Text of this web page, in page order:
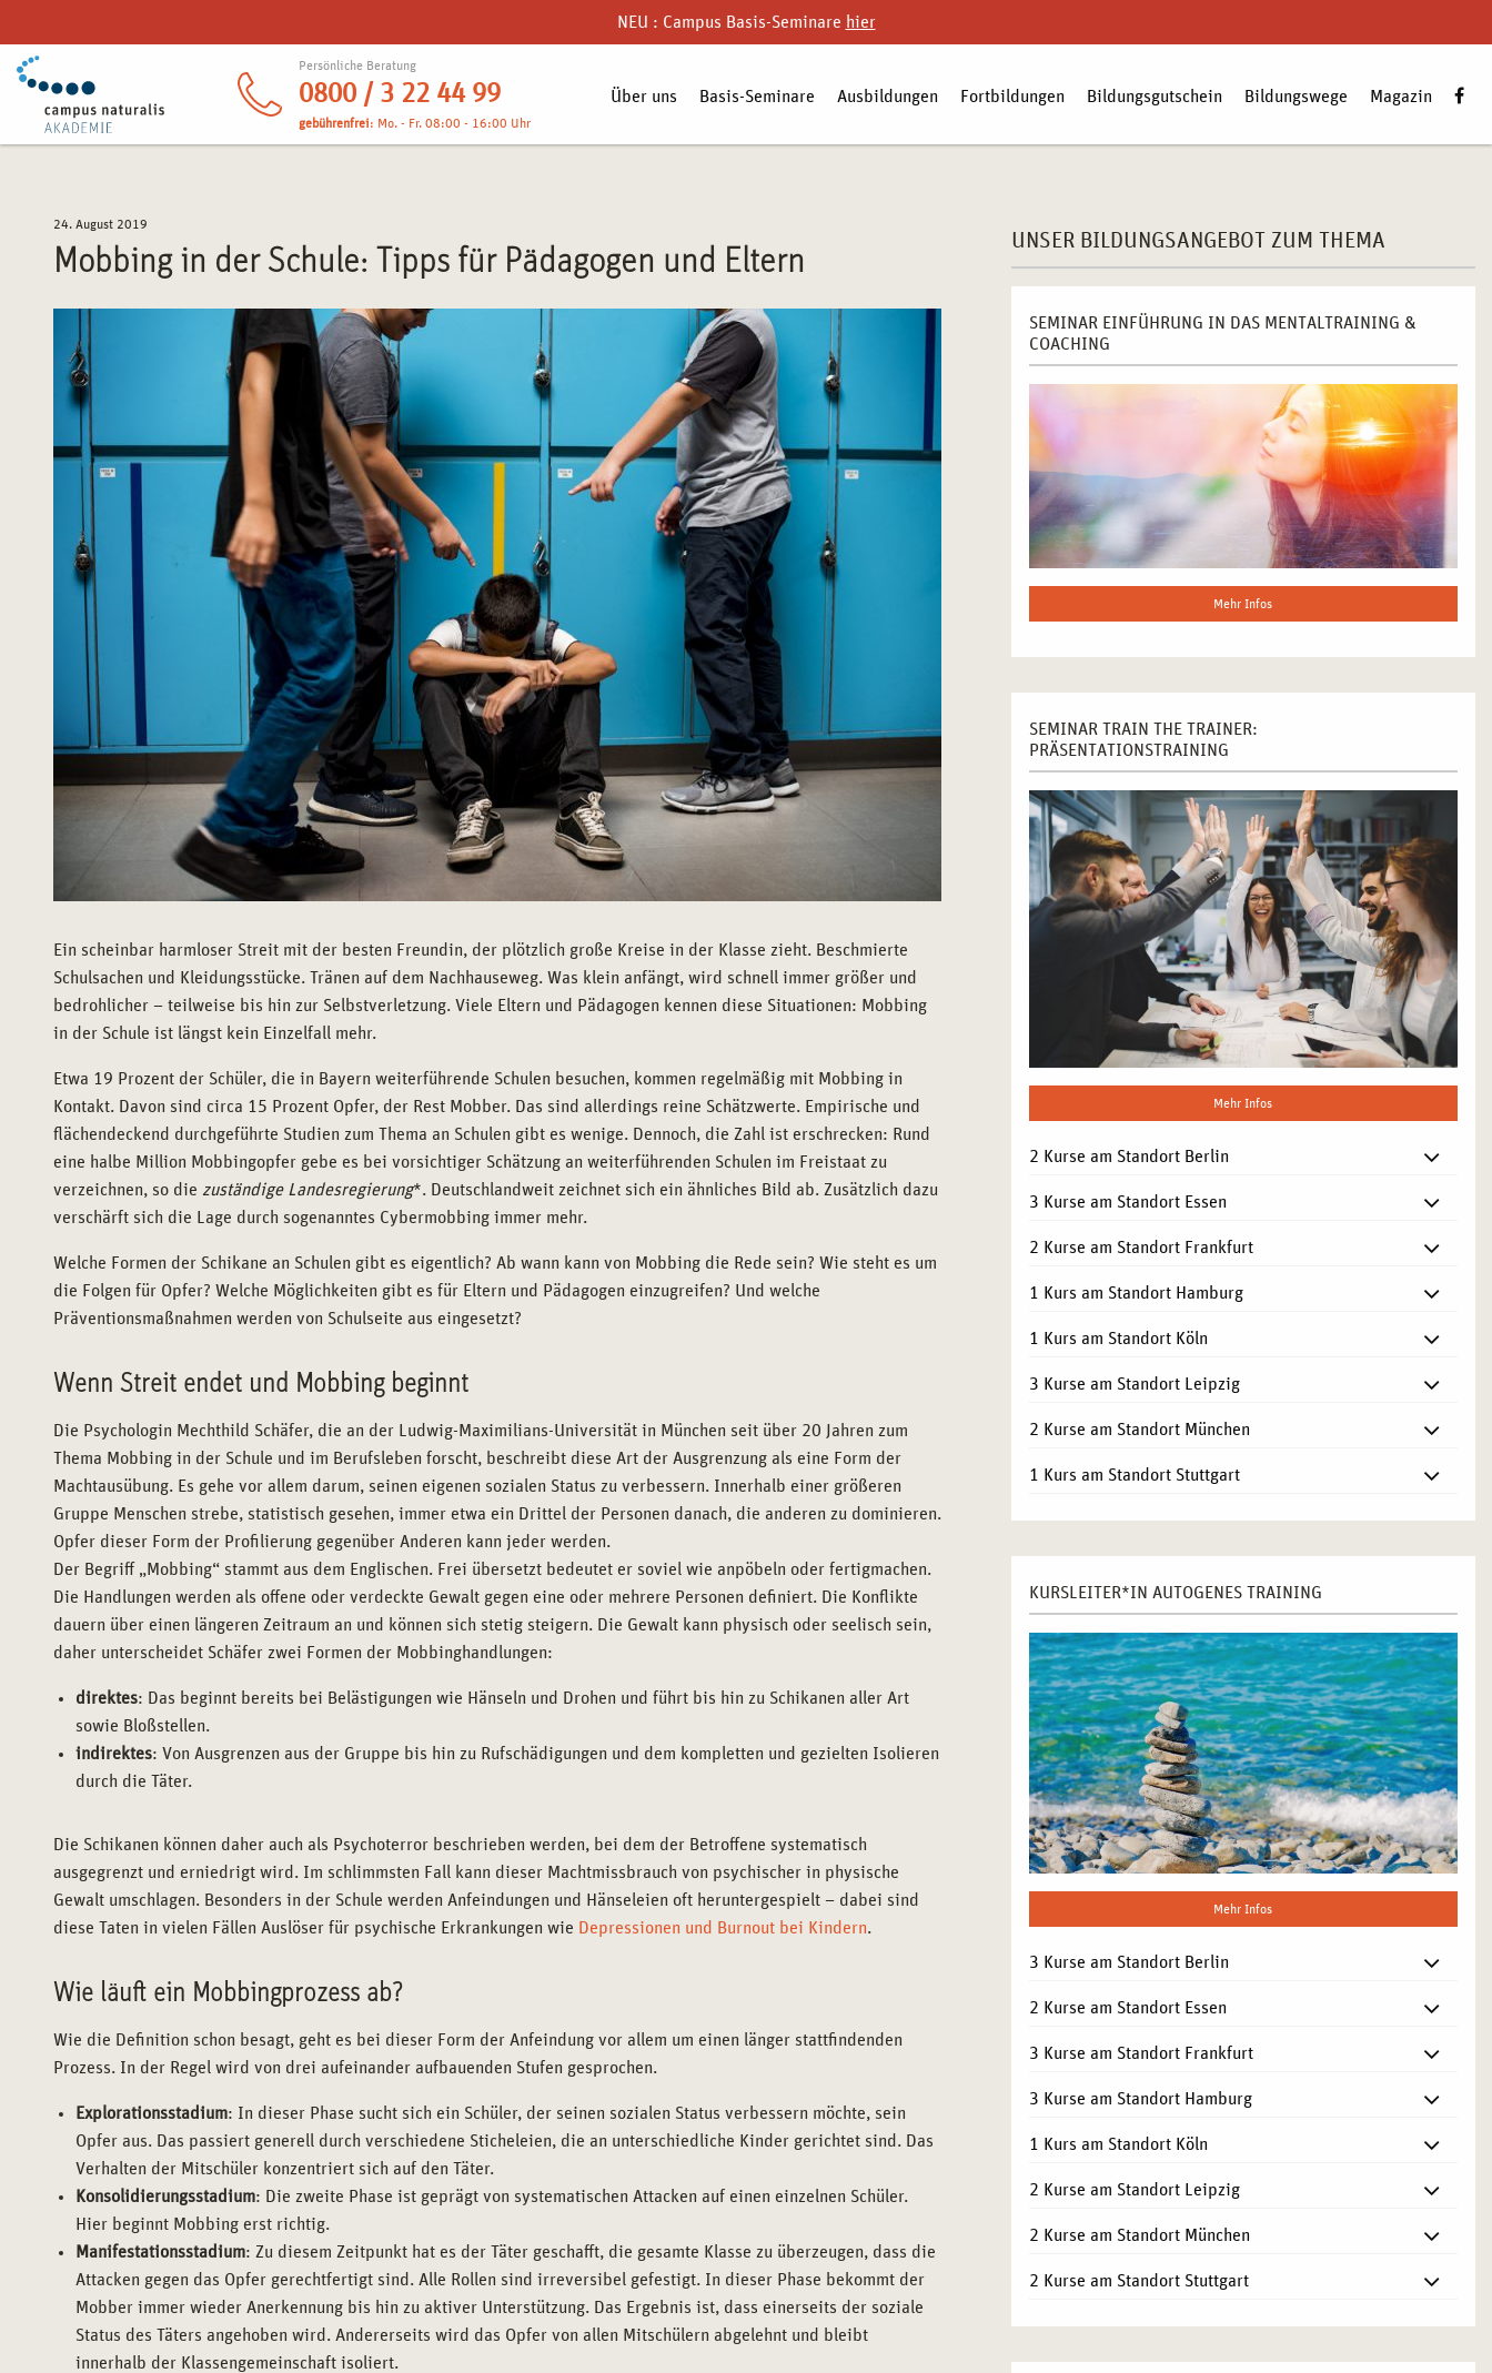
NEU : Campus Basis-Seminare hier
Persönliche Beratung
0800 / 3 22 44 99
gebührenfrei: Mo. - Fr. 08:00 - 16:00 Uhr
Über uns Basis-Seminare Ausbildungen Fortbildungen Bildungsgutschein Bildungswege Magazin
24. August 2019
Mobbing in der Schule: Tipps für Pädagogen und Eltern
Ein scheinbar harmloser Streit mit der besten Freundin, der plötzlich große Kreise in der Klasse zieht. Beschmierte
Schulsachen und Kleidungsstücke. Tränen auf dem Nachhauseweg. Was klein anfängt, wird schnell immer größer und
bedrohlicher – teilweise bis hin zur Selbstverletzung. Viele Eltern und Pädagogen kennen diese Situationen: Mobbing
in der Schule ist längst kein Einzelfall mehr.
Etwa 19 Prozent der Schüler, die in Bayern weiterführende Schulen besuchen, kommen regelmäßig mit Mobbing in
Kontakt. Davon sind circa 15 Prozent Opfer, der Rest Mobber. Das sind allerdings reine Schätzwerte. Empirische und
flächendeckend durchgeführte Studien zum Thema an Schulen gibt es wenige. Dennoch, die Zahl ist erschrecken: Rund
eine halbe Million Mobbingopfer gebe es bei vorsichtiger Schätzung an weiterführenden Schulen im Freistaat zu
verzeichnen, so die zuständige Landesregierung*. Deutschlandweit zeichnet sich ein ähnliches Bild ab. Zusätzlich dazu
verschärft sich die Lage durch sogenanntes Cybermobbing immer mehr.
Welche Formen der Schikane an Schulen gibt es eigentlich? Ab wann kann von Mobbing die Rede sein? Wie steht es um
die Folgen für Opfer? Welche Möglichkeiten gibt es für Eltern und Pädagogen einzugreifen? Und welche
Präventionsmaßnahmen werden von Schulseite aus eingesetzt?
Wenn Streit endet und Mobbing beginnt
Die Psychologin Mechthild Schäfer, die an der Ludwig-Maximilians-Universität in München seit über 20 Jahren zum
Thema Mobbing in der Schule und im Berufsleben forscht, beschreibt diese Art der Ausgrenzung als eine Form der
Machtausübung. Es gehe vor allem darum, seinen eigenen sozialen Status zu verbessern. Innerhalb einer größeren
Gruppe Menschen strebe, statistisch gesehen, immer etwa ein Drittel der Personen danach, die anderen zu dominieren.
Opfer dieser Form der Profilierung gegenüber Anderen kann jeder werden.
Der Begriff „Mobbing“ stammt aus dem Englischen. Frei übersetzt bedeutet er soviel wie anpöbeln oder fertigmachen.
Die Handlungen werden als offene oder verdeckte Gewalt gegen eine oder mehrere Personen definiert. Die Konflikte
dauern über einen längeren Zeitraum an und können sich stetig steigern. Die Gewalt kann physisch oder seelisch sein,
daher unterscheidet Schäfer zwei Formen der Mobbinghandlungen:
direktes: Das beginnt bereits bei Belästigungen wie Hänseln und Drohen und führt bis hin zu Schikanen aller Art
sowie Bloßstellen.
indirektes: Von Ausgrenzen aus der Gruppe bis hin zu Rufschädigungen und dem kompletten und gezielten Isolieren
durch die Täter.
Die Schikanen können daher auch als Psychoterror beschrieben werden, bei dem der Betroffene systematisch
ausgegrenzt und erniedrigt wird. Im schlimmsten Fall kann dieser Machtmissbrauch von psychischer in physische
Gewalt umschlagen. Besonders in der Schule werden Anfeindungen und Hänseleien oft heruntergespielt – dabei sind
diese Taten in vielen Fällen Auslöser für psychische Erkrankungen wie Depressionen und Burnout bei Kindern.
Wie läuft ein Mobbingprozess ab?
Wie die Definition schon besagt, geht es bei dieser Form der Anfeindung vor allem um einen länger stattfindenden
Prozess. In der Regel wird von drei aufeinander aufbauenden Stufen gesprochen.
Explorationsstadium: In dieser Phase sucht sich ein Schüler, der seinen sozialen Status verbessern möchte, sein
Opfer aus. Das passiert generell durch verschiedene Sticheleien, die an unterschiedliche Kinder gerichtet sind. Das
Verhalten der Mitschüler konzentriert sich auf den Täter.
Konsolidierungsstadium: Die zweite Phase ist geprägt von systematischen Attacken auf einen einzelnen Schüler.
Hier beginnt Mobbing erst richtig.
Manifestationsstadium: Zu diesem Zeitpunkt hat es der Täter geschafft, die gesamte Klasse zu überzeugen, dass die
Attacken gegen das Opfer gerechtfertigt sind. Alle Rollen sind irreversibel gefestigt. In dieser Phase bekommt der
Mobber immer wieder Anerkennung bis hin zu aktiver Unterstützung. Das Ergebnis ist, dass einerseits der soziale
Status des Täters angehoben wird. Andererseits wird das Opfer von allen Mitschülern abgelehnt und bleibt
innerhalb der Klassengemeinschaft isoliert.
UNSER BILDUNGSANGEBOT ZUM THEMA
SEMINAR EINFÜHRUNG IN DAS MENTALTRAINING &
COACHING
Mehr Infos
SEMINAR TRAIN THE TRAINER:
PRÄSENTATIONSTRAINING
Mehr Infos
2 Kurse am Standort Berlin
3 Kurse am Standort Essen
2 Kurse am Standort Frankfurt
1 Kurs am Standort Hamburg
1 Kurs am Standort Köln
3 Kurse am Standort Leipzig
2 Kurse am Standort München
1 Kurs am Standort Stuttgart
KURSLEITER*IN AUTOGENES TRAINING
Mehr Infos
3 Kurse am Standort Berlin
2 Kurse am Standort Essen
3 Kurse am Standort Frankfurt
3 Kurse am Standort Hamburg
1 Kurs am Standort Köln
2 Kurse am Standort Leipzig
2 Kurse am Standort München
2 Kurse am Standort Stuttgart